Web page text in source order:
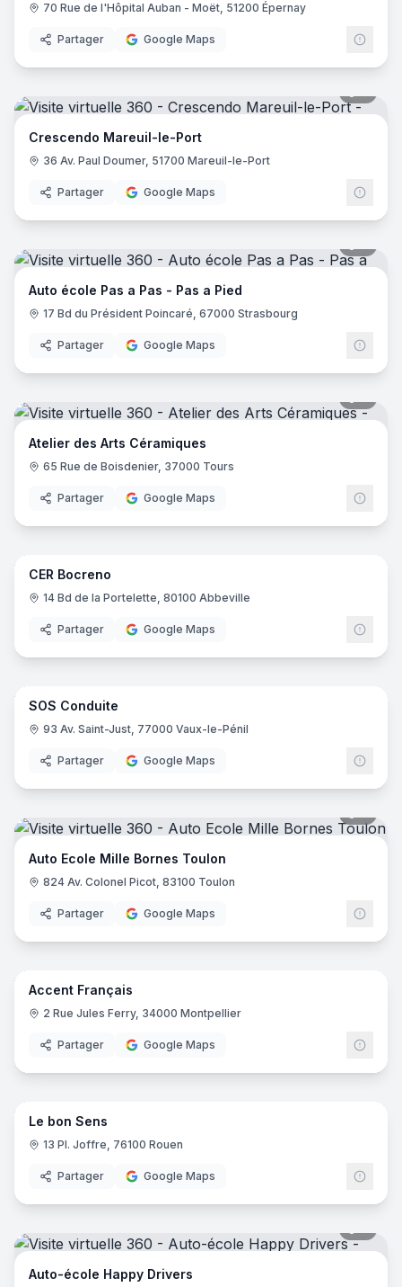
70 Rue de l'Hôpital Auban - Moët, 51200 Épernay
Partager Google Maps
Crescendo Mareuil-le-Port
36 Av. Paul Doumer, 51700 Mareuil-le-Port
Partager Google Maps
Auto école Pas a Pas - Pas a Pied
17 Bd du Président Poincaré, 67000 Strasbourg
Partager Google Maps
Atelier des Arts Céramiques
65 Rue de Boisdenier, 37000 Tours
Partager Google Maps
11
CER Bocreno
14 Bd de la Portelette, 80100 Abbeville
Partager Google Maps
8
SOS Conduite
93 Av. Saint-Just, 77000 Vaux-le-Pénil
Partager Google Maps
Auto Ecole Mille Bornes Toulon
824 Av. Colonel Picot, 83100 Toulon
Partager Google Maps
17
Accent Français
2 Rue Jules Ferry, 34000 Montpellier
Partager Google Maps
8
Le bon Sens
13 Pl. Joffre, 76100 Rouen
Partager Google Maps
Auto-école Happy Drivers